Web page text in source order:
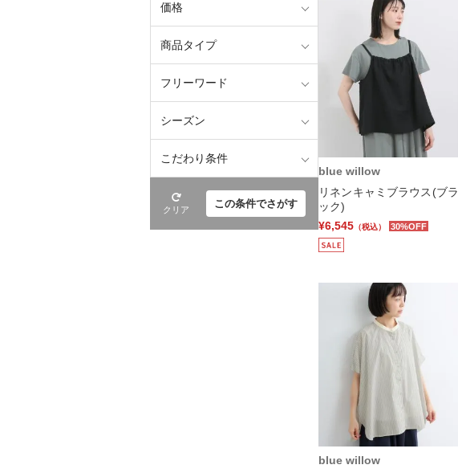
価格
商品タイプ
フリーワード
シーズン
こだわり条件
クリア この条件でさがす
blue willow
リネンキャミブラウス(ブラ
ック)
¥6,545 （税込） 30%OFF
blue willow